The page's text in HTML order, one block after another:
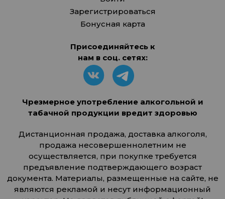
Зарегистрироваться
Бонусная карта
Присоединяйтесь к
нам в соц. сетях:
Чрезмерное употребление алкогольной и
табачной продукции вредит здоровью
Дистанционная продажа, доставка алкоголя,
продажа несовершеннолетним не
осуществляется, при покупке требуется
предъявление подтверждающего возраст
документа. Материалы, размещенные на сайте, не
являются рекламой и несут информационный